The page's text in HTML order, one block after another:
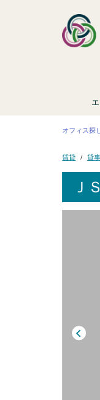
オフィス探
賃貸 貸
Ｊ